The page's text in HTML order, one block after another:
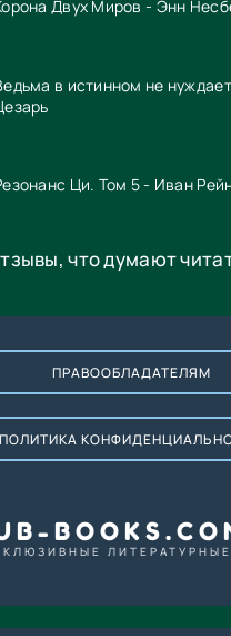
Двух Миров - Энн
в истинном не
Ци. Том 5 - Иван
что думают
ПРАВООБЛАДАТЕЛЯМ
ПОЛИТИКА